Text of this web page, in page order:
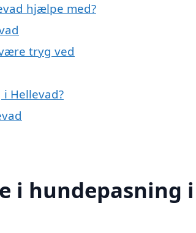
hjælpe med?
tryg ved
Hellevad?
i hundepasning i